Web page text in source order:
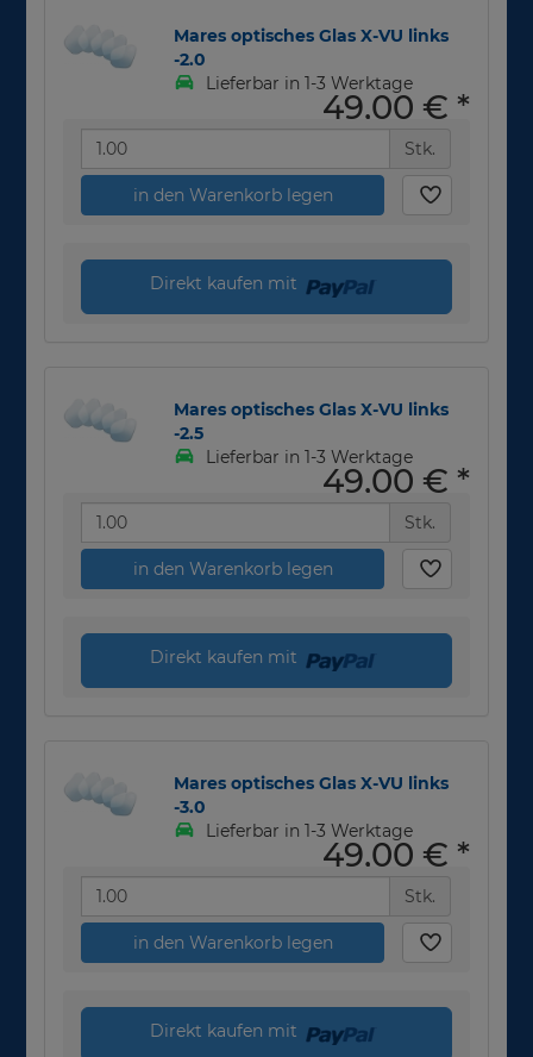
Mares optisches Glas X-VU links
-2.0
Lieferbar in 1-3 Werktage
49,00 € *
Stk.
in den Warenkorb legen
Direkt kaufen mit
Mares optisches Glas X-VU links
-2.5
Lieferbar in 1-3 Werktage
49,00 € *
Stk.
in den Warenkorb legen
Direkt kaufen mit
Mares optisches Glas X-VU links
-3.0
Lieferbar in 1-3 Werktage
49,00 € *
Stk.
in den Warenkorb legen
Direkt kaufen mit